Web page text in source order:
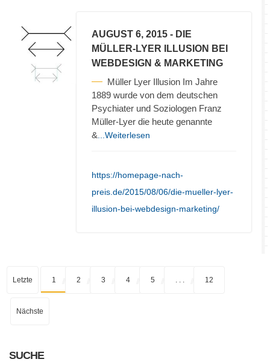
AUGUST 6, 2015 - DIE
MÜLLER-LYER ILLUSION BEI
WEBDESIGN & MARKETING
Müller Lyer Illusion Im Jahre
1889 wurde von dem deutschen
Psychiater und Soziologen Franz
Müller-Lyer die heute genannte
& ...Weiterlesen
https://homepage-nach-
preis.de/2015/08/06/die-mueller-lyer-
illusion-bei-webdesign-marketing/
Letzte 1 2 3 4 5 12
Nächste
SUCHE